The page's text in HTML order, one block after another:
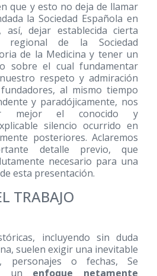
que y esto no deja de llamar
la Sociedad Española en
así, dejar establecida cierta
regional de la Sociedad
de la Medicina y tener un
sobre el cual fundamentar
respeto y admiración
al mismo tiempo
y paradójicamente, nos
mejor el conocido y
silencio ocurrido en
posteriores. Aclaremos
detalle previo, que
necesario para una
esta presentación.
TRABAJO
incluyendo sin duda
suelen exigir una inevitable
personajes o fechas, Se
un enfoque netamente